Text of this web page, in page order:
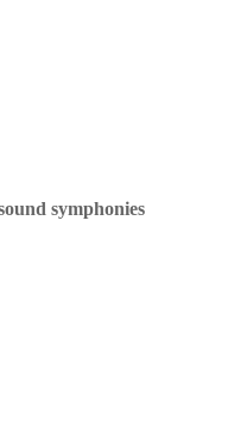
symphonies